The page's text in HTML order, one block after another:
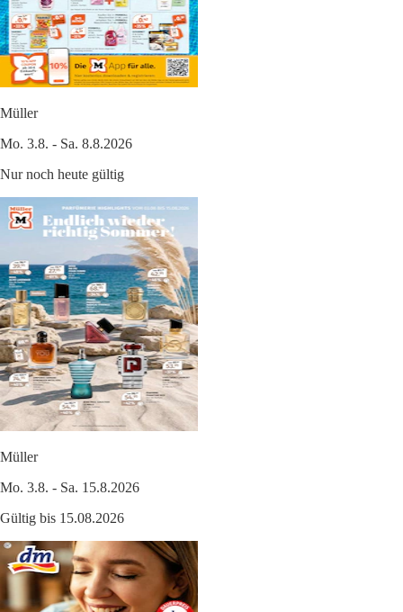
Müller
Mo. 3.8. - Sa. 8.8.2026
Nur noch heute gültig
Müller
Mo. 3.8. - Sa. 15.8.2026
Gültig bis 15.08.2026